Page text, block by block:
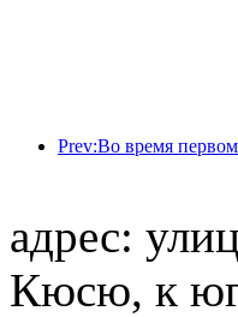
адрес:
Кюсю, к